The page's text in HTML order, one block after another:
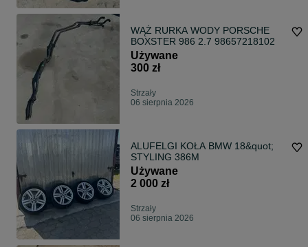
WĄŻ RURKA WODY PORSCHE
BOXSTER 986 2.7 98657218102
Używane
300 zł
Strzały
06 sierpnia 2026
ALUFELGI KOŁA BMW 18&quot;
STYLING 386M
Używane
2 000 zł
Strzały
06 sierpnia 2026